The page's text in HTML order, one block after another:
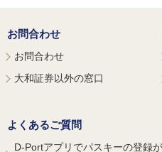
お問合わせ
お問合わせ
大和証券以外の窓口
よくあるご質問
D-Portアプリでパスキーの登録